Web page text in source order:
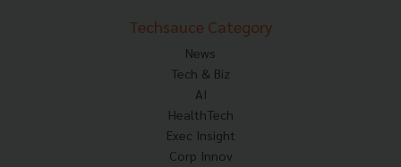
Techsauce Category
News
Tech & Biz
AI
HealthTech
Exec Insight
Corp Innov